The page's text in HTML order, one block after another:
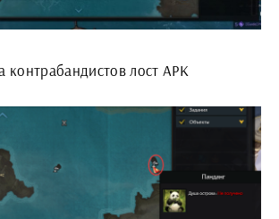
контрабандистов лост АРК